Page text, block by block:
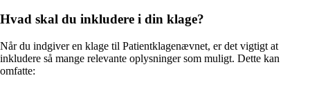
Hvad skal du inkludere i din klage?
Når du indgiver en klage til Patientklagenævnet, er det vigtigt at
inkludere så mange relevante oplysninger som muligt. Dette kan
omfatte: